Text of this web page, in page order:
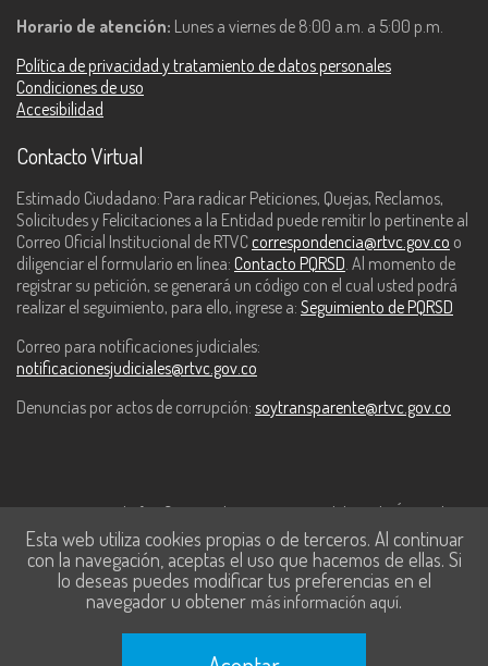
Horario de atención: Lunes a viernes de 8:00 a.m. a 5:00 p.m.
Política de privacidad y tratamiento de datos personales
Condiciones de uso
Accesibilidad
Contacto Virtual
Estimado Ciudadano: Para radicar Peticiones, Quejas, Reclamos,
Solicitudes y Felicitaciones a la Entidad puede remitir lo pertinente al
Correo Oficial Institucional de RTVC correspondencia@rtvc.gov.co o
diligenciar el formulario en línea: Contacto PQRSD. Al momento de
registrar su petición, se generará un código con el cual usted podrá
realizar el seguimiento, para ello, ingrese a: Seguimiento de PQRSD
Correo para notificaciones judiciales:
notificacionesjudiciales@rtvc.gov.co
Denuncias por actos de corrupción: soytransparente@rtvc.gov.co
Este contenido fue financiado con recursos del Fondo Único de
Tecnologías de la Información y las Comunicaciones de MinTic.
Esta web utiliza cookies propias o de terceros. Al continuar
con la navegación, aceptas el uso que hacemos de ellas. Si
lo deseas puedes modificar tus preferencias en el
navegador u obtener más información aquí.